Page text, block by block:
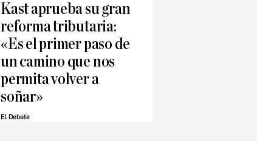
Kast aprueba su gran
reforma tributaria:
«Es el primer paso de
un camino que nos
permita volver a
soñar»
El Debate